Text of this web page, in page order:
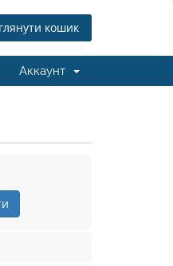
кошик
Аккаунт